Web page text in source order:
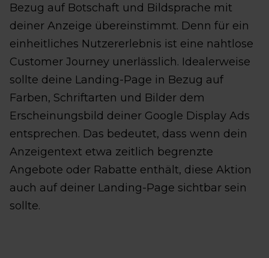
Bezug auf Botschaft und Bildsprache mit
deiner Anzeige übereinstimmt. Denn für ein
einheitliches Nutzererlebnis ist eine nahtlose
Customer Journey unerlässlich. Idealerweise
sollte deine Landing-Page in Bezug auf
Farben, Schriftarten und Bilder dem
Erscheinungsbild deiner Google Display Ads
entsprechen. Das bedeutet, dass wenn dein
Anzeigentext etwa zeitlich begrenzte
Angebote oder Rabatte enthält, diese Aktion
auch auf deiner Landing-Page sichtbar sein
sollte.